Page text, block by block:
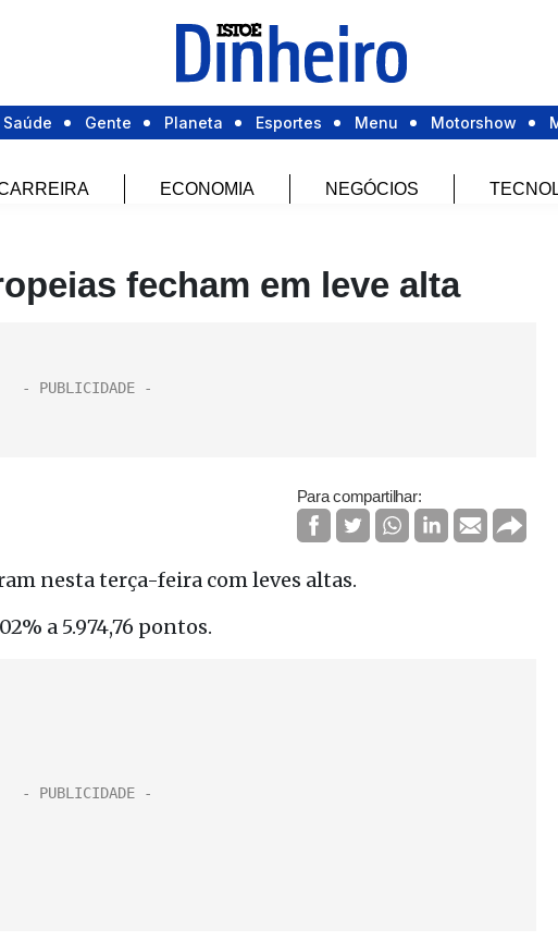
Saúde Gente Planeta Esportes Menu Motorshow
ECONOMIA NEGÓCIOS
fecham em leve alta
Para compartilhar:
nesta terça-feira com leves altas.
a 5.974,76 pontos.